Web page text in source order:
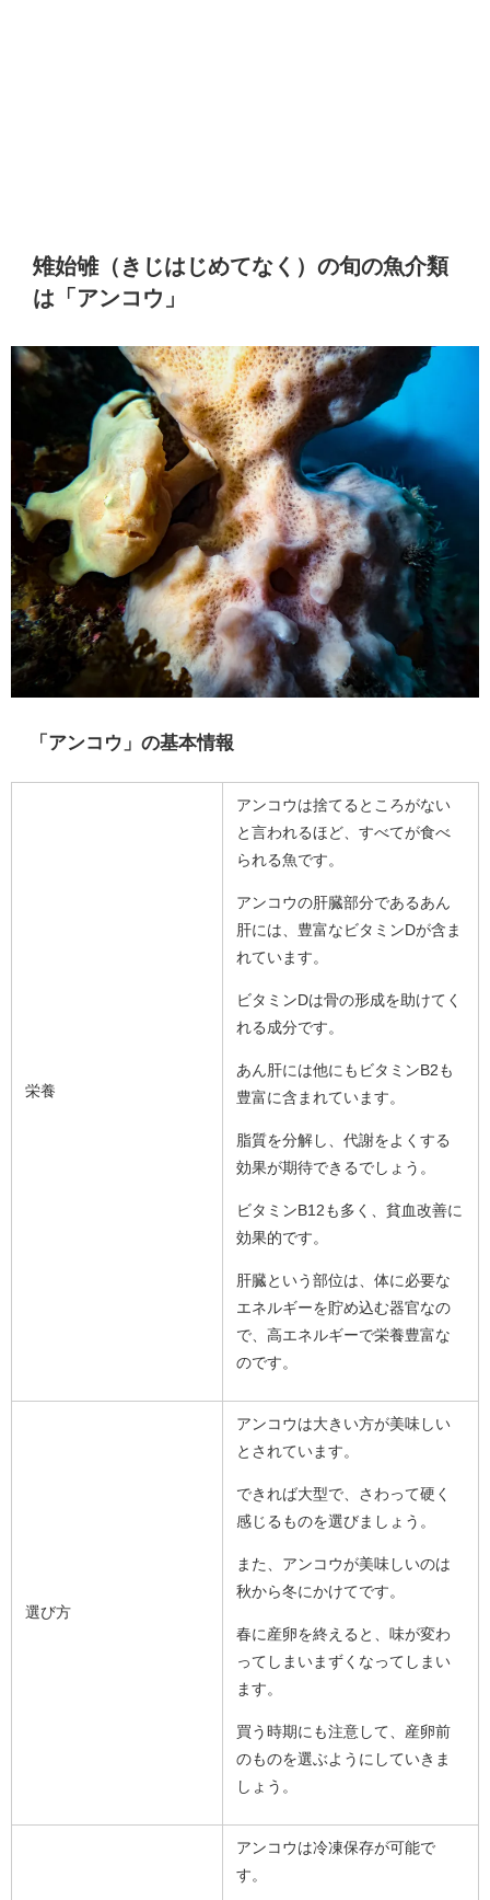
雉始雊（きじはじめてなく）の旬の魚介類
は「アンコウ」
「アンコウ」の基本情報
栄養
アンコウは捨てるところがない
と言われるほど、すべてが食べ
られる魚です。
アンコウの肝臓部分であるあん
肝には、豊富なビタミンDが含ま
れています。
ビタミンDは骨の形成を助けてく
れる成分です。
あん肝には他にもビタミンB2も
豊富に含まれています。
脂質を分解し、代謝をよくする
効果が期待できるでしょう。
ビタミンB12も多く、貧血改善に
効果的です。
肝臓という部位は、体に必要な
エネルギーを貯め込む器官なの
で、高エネルギーで栄養豊富な
のです。
選び方
アンコウは大きい方が美味しい
とされています。
できれば大型で、さわって硬く
感じるものを選びましょう。
また、アンコウが美味しいのは
秋から冬にかけてです。
春に産卵を終えると、味が変わ
ってしまいまずくなってしまい
ます。
買う時期にも注意して、産卵前
のものを選ぶようにしていきま
しょう。
アンコウは冷凍保存が可能で
す。